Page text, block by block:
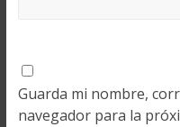
Guarda mi nombre,
navegador para la